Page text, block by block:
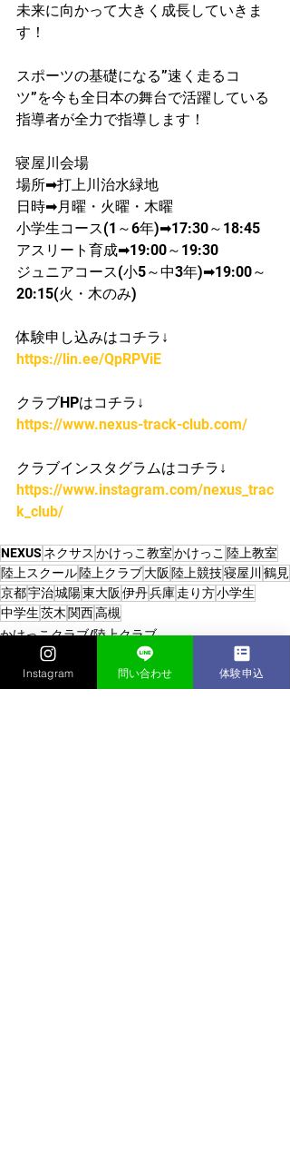
未来に向かって大きく成長していきま
す！
スポーツの基礎になる”速く走るコ
ツ”を今も全日本の舞台で活躍している
指導者が​全力で指導します！
寝屋川会場
​場所➡打上川治水緑地
日時➡月曜・火曜・木曜
​小学生コース(1～6年)➡17:30～18:45
​アスリート育成➡19:00～19:30
ジュニアコース(小5～中3年)➡19:00～
20:15(火・木のみ)
体験申し込みはコチラ↓
https://lin.ee/QpRPViE
クラブHPはコチラ↓
https://www.nexus-track-club.com/
クラブインスタグラムはコチラ↓
https://www.instagram.com/nexus_trac
k_club/
NEXUS ネクサス かけっこ教室かけっこ 陸上教室
陸上スクール陸上クラブ大阪 陸上競技寝屋川 鶴見
京都宇治城陽東大阪 伊丹兵庫走り方小学生
中学生茨木 関西高槻
かけっこクラブ/陸上クラブ
Instagram 問い合わせ 体験申込